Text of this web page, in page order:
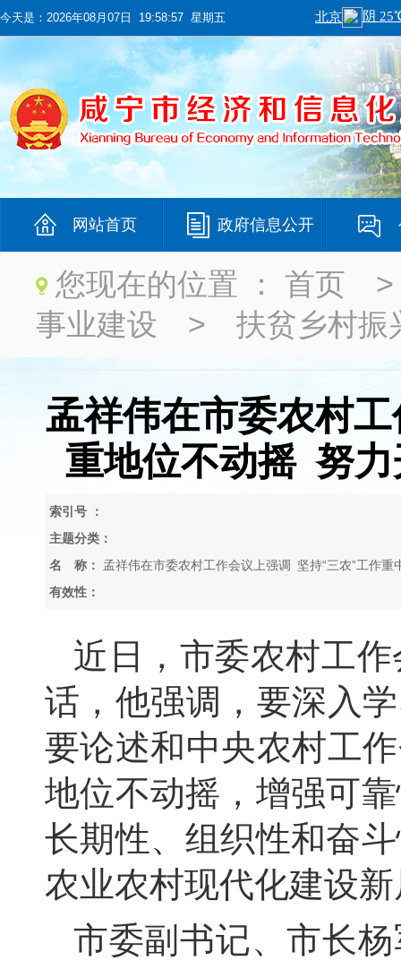
今天是： 2026年08月07日 19:58:58 星期五
网站首页 政府信息公开
您现在的位置 ： 首页
事业建设 > 扶贫乡村振
孟祥伟在市委农村
重地位不动摇 努
索引号 ：
主题分类：
名 称：
孟祥伟在市委农村工作会议上强调 坚持“三农”工作重
动摇 努力开创咸宁农业农村现代化建设新局面
有效性：
近日， 市委农村工
话， 他强调， 要深入
要论述和中央农村工
地位不动摇， 增强可
长期性、组织性和奋
农业农村现代化建设
市委副书记、市长